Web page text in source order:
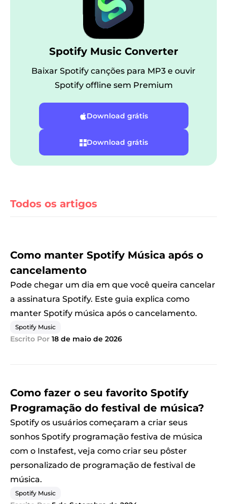
reprodução
Spotify Music Converter
Baixar Spotify canções para MP3 e ouvir
Spotify offline sem Premium
Download grátis
Download grátis
Todos os artigos
Como manter Spotify Música após o
cancelamento
Pode chegar um dia em que você queira cancelar
a assinatura Spotify. Este guia explica como
manter Spotify música após o cancelamento.
Spotify Music
Escrito Por 18 de maio de 2026
Como fazer o seu favorito Spotify
Programação do festival de música?
Spotify os usuários começaram a criar seus
sonhos Spotify programação festiva de música
com o Instafest, veja como criar seu pôster
personalizado de programação de festival de
música.
Spotify Music